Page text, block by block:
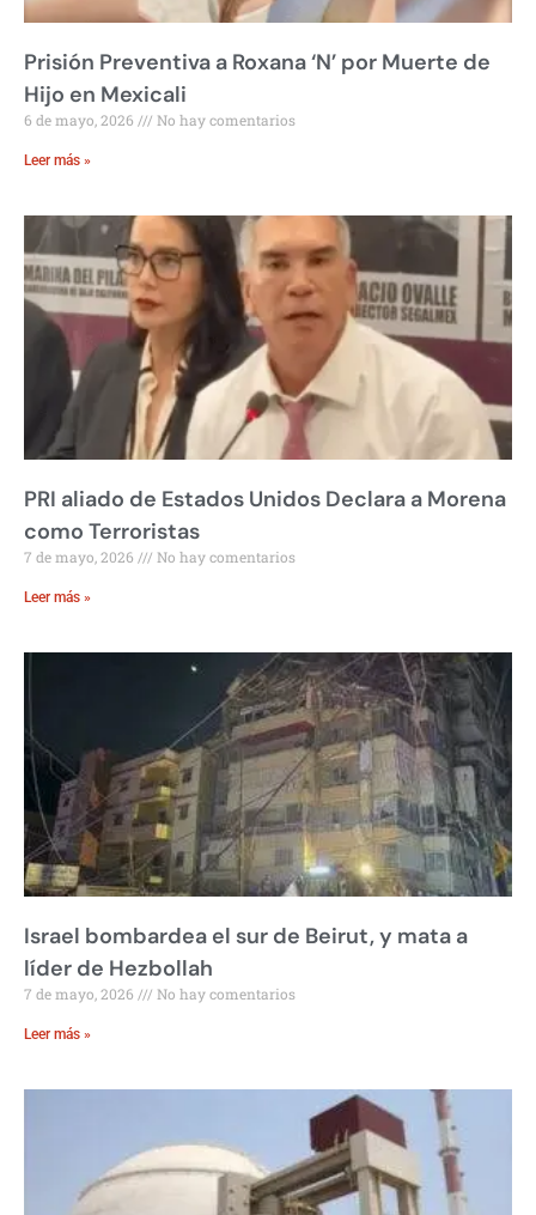
Prisión Preventiva a Roxana ‘N’ por Muerte de
Hijo en Mexicali
6 de mayo, 2026 No hay comentarios
Leer más »
PRI aliado de Estados Unidos Declara a Morena
como Terroristas
7 de mayo, 2026 No hay comentarios
Leer más »
Israel bombardea el sur de Beirut, y mata a
líder de Hezbollah
7 de mayo, 2026 No hay comentarios
Leer más »